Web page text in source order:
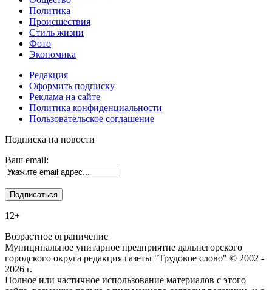
Политика
Происшествия
Стиль жизни
Фото
Экономика
Редакция
Оформить подписку
Реклама на сайте
Политика конфиденциальности
Пользовательское соглашение
Подписка на новости
Ваш email:
12+
Возрастное ограничение
Муниципальное унитарное предприятие дальнегорского
городского округа редакция газеты "Трудовое слово" © 2002 -
2026 г.
Полное или частичное использование материалов с этого